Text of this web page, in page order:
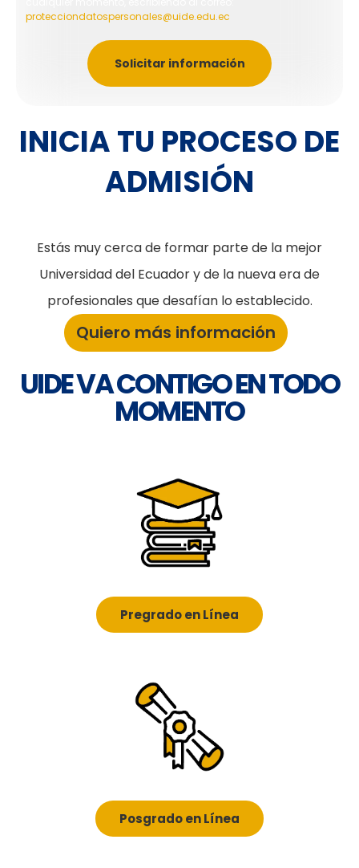
protecciondatospersonales@uide.edu.ec
Solicitar información
INICIA TU PROCESO DE
ADMISIÓN
Estás muy cerca de formar parte de la mejor
Universidad del Ecuador y de la nueva era de
profesionales que desafían lo establecido.
Quiero más información
UIDE VA CONTIGO EN TODO
MOMENTO
Pregrado en Línea
Posgrado en Línea